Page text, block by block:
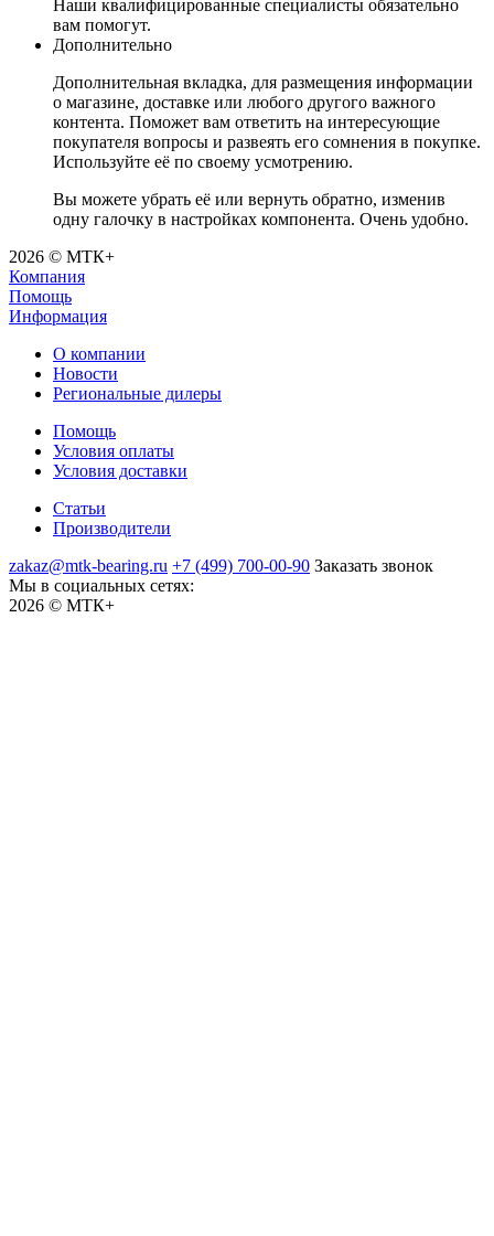
Наши квалифицированные специалисты обязательно
вам помогут.
Дополнительно
Дополнительная вкладка, для размещения информации
о магазине, доставке или любого другого важного
контента. Поможет вам ответить на интересующие
покупателя вопросы и развеять его сомнения в покупке.
Используйте её по своему усмотрению.
Вы можете убрать её или вернуть обратно, изменив
одну галочку в настройках компонента. Очень удобно.
2026 © МТК+
Компания
Помощь
Информация
О компании
Новости
Региональные дилеры
Помощь
Условия оплаты
Условия доставки
Статьи
Производители
zakaz@mtk-bearing.ru +7 (499) 700-00-90 Заказать звонок
Мы в социальных сетях:
2026 © МТК+